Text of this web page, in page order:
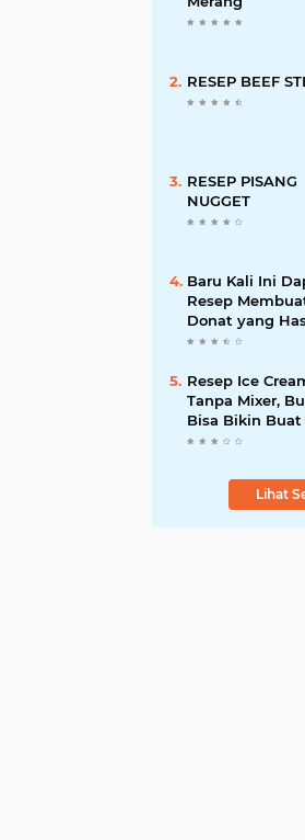
RESEP BEEF
RESEP PISANG
NUGGET
Baru Kali Ini
Resep
Donat yang
Menul Banget,
Resep Ice
Tanpa Mixer,
Bisa Bikin Buat
anak
Lihat